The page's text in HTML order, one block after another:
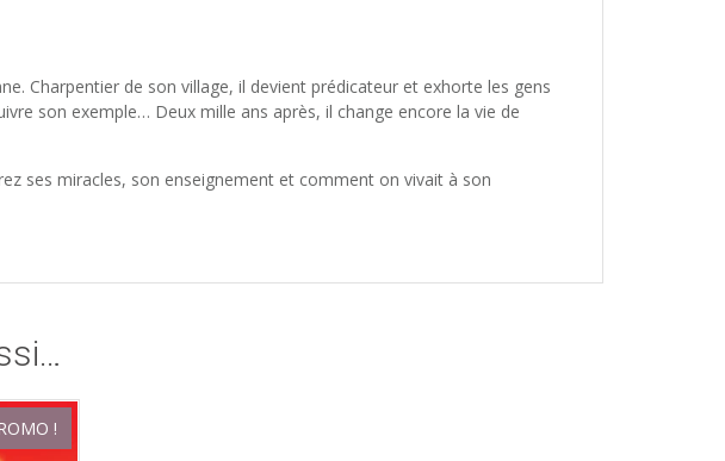
Charpentier de son village, il devient prédicateur et exhorte les gens
son exemple… Deux mille ans après, il change encore la vie de
ses miracles, son enseignement et comment on vivait à son
!